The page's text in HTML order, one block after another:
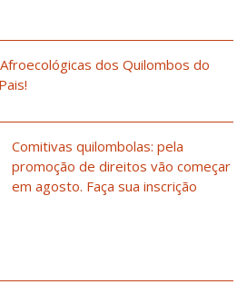
dos Quilombos do
Comitivas quilombolas: pela
promoção de direitos vão começar
em agosto. Faça sua inscrição